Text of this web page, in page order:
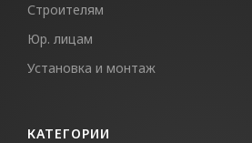
Строителям
Юр. лицам
Установка и монтаж
КАТЕГОРИИ